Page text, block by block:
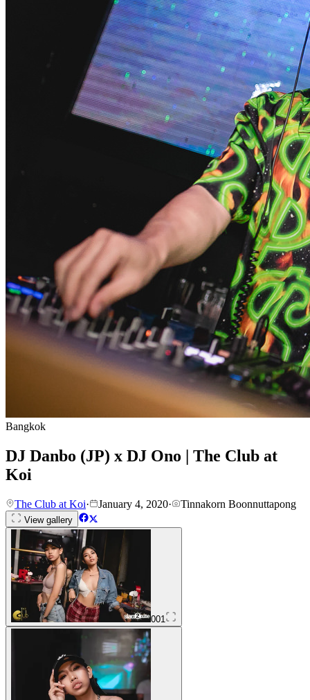
Bangkok
DJ Danbo (JP) x DJ Ono | The Club at
Koi
The Club at Koi· January 4, 2020· Tinnakorn Boonnuttapong
View gallery
001